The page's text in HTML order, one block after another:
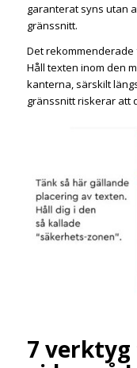
garanterat syns utan
gränssnitt.
Det rekommenderade
Håll texten inom den
kanterna, särskilt
gränssnitt riskerar att
7